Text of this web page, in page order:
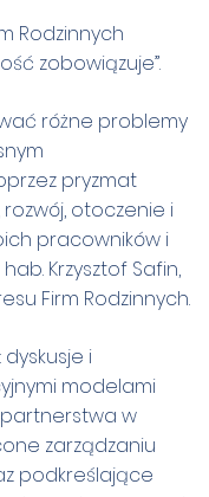
Rodzinnych
zobowiązuje”.
różne problemy
pryzmat
otoczenie i
pracowników i
Krzysztof Safin,
Firm Rodzinnych.
i
modelami
partnerstwa w
zarządzaniu
podkreślające